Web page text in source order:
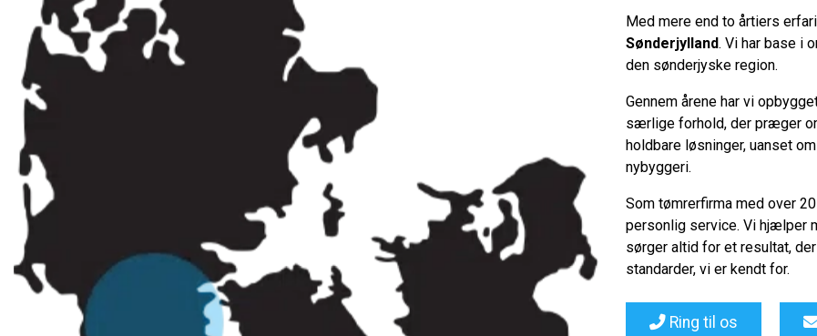
Med mere end to årtiers
Sønderjylland. Vi har base i
den sønderjyske region.
Gennem årene har vi
særlige forhold, der præger
holdbare løsninger, uanset
nybyggeri.
Som tømrerfirma med over
personlig service. Vi hjælper
sørger altid for et resultat,
standarder, vi er kendt for.
Ring til os